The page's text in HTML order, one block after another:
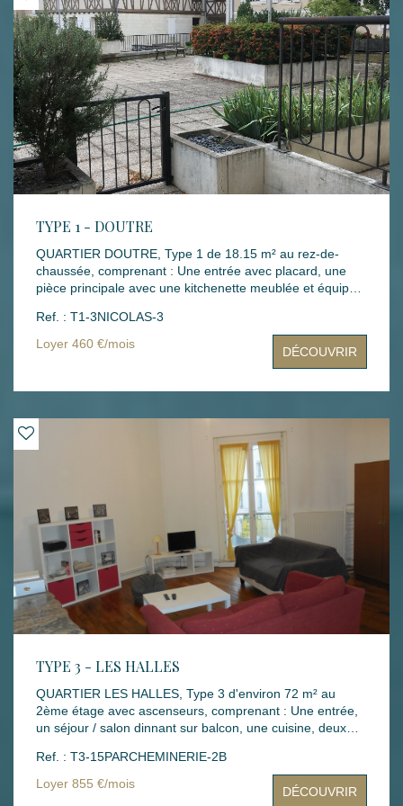
: www.georisques.gouv.fr
TYPE 1 - DOUTRE
QUARTIER DOUTRE, Type 1 de 18.15 m² au rez-de-
chaussée, comprenant : Une entrée avec placard, une
pièce principale avec une kitchenette meublée et équipée
terrasse privative Mode de chauffage : individuel
électrique Loyers : 460 € dont 15 € de charges Montant
des dépenses théoriques d'énergie annuelle : X € (année
des prix moyens des énergies indexés : X) Dépôt de
garantie : 445 € Honoraires rédaction bail : 145.20 €
bien est exposé sont disponibles sur le site Géorisques :
Ref. : T1-3NICOLAS-3
Loyer 460 €/mois
DÉCOUVRIR
TYPE 3 - LES HALLES
QUARTIER LES HALLES, Type 3 d'environ 72 m² au
2ème étage avec ascenseurs, comprenant : Une entrée,
un séjour / salon dinnant sur balcon, une cuisine, deux
: gaz Loyers : 855 € dont 40 € de charges Montant des
dépenses théoriques d'énergie annuelle : entre 1150 € et
1600 € (année des prix moyens des énergies indexés :
Ref. : T3-15PARCHEMINERIE-2B
Loyer 855 €/mois
DÉCOUVRIR